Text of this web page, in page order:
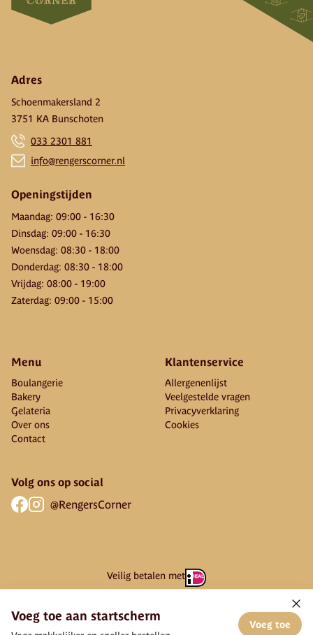
Adres
Schoenmakersland 2
3751 KA Bunschoten
033 2301 881
info@rengerscorner.nl
Openingstijden
Maandag: 09:00 - 16:30
Dinsdag: 09:00 - 16:30
Woensdag: 08:30 - 18:00
Donderdag: 08:30 - 18:00
Vrijdag: 08:00 - 19:00
Zaterdag: 09:00 - 15:00
Menu
Boulangerie
Bakery
Gelateria
Over ons
Contact
Klantenservice
Allergenenlijst
Veelgestelde vragen
Privacyverklaring
Cookies
Volg ons op social
@RengersCorner
Veilig betalen met
Voeg toe aan startscherm
Voeg toe